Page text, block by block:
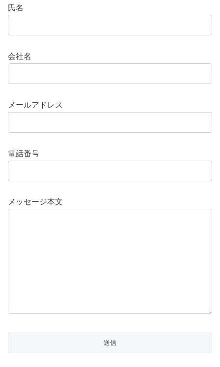
氏名
会社名
メールアドレス
電話番号
メッセージ本文